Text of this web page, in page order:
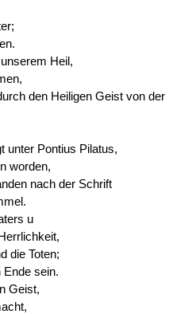
Heil,
den Heiligen Geist von der
unter Pontius Pilatus,
worden,
nach der Schrift
u
die Toten;
sein.
Geist,